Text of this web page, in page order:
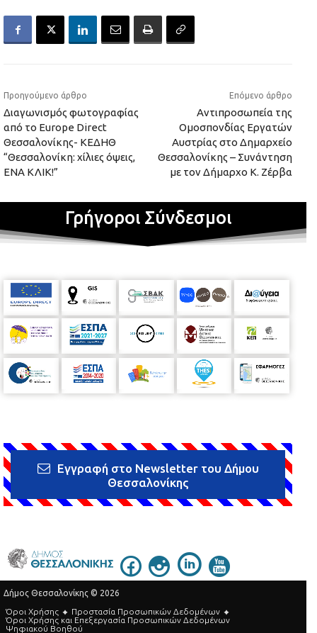
Προηγούμενο άρθρο
Διαγωνισμός φωτογραφίας
από το Europe Direct
Θεσσαλονίκης- ΚΕΔΗΘ
“Θεσσαλονίκη: χίλιες όψεις,
ΕΝΑ ΚΛΙΚ!”
Επόμενο άρθρο
Αντιπροσωπεία της
Ομοσπονδίας Εργατών
Αυστρίας στο Δημαρχείο
Θεσσαλονίκης – Συνάντηση
με τον Δήμαρχο Κ. Ζέρβα
Γρήγοροι Σύνδεσμοι
Εγγραφή στο Newsletter του Δήμου
Θεσσαλονίκης
Δήμος Θεσσαλονίκης © 2026
Όροι Χρήσης
Προστασία Προσωπικών Δεδομένων
Όροι Xρήσης και Eπεξεργασία Προσωπικών Δεδομένων
Ψηφιακού Βοηθού